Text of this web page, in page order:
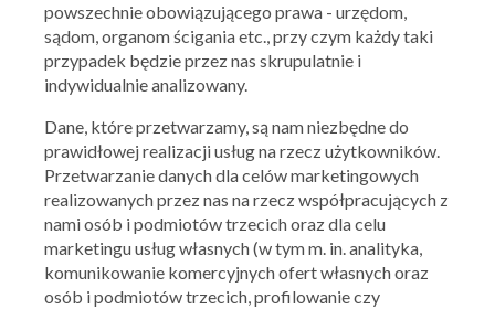
8,95 zł Jajko i szynka
09.07.2020 - 31.07.2020
Skorzystaj z oferty
powszechnie obowiązującego prawa - urzędom,
sądom, organom ścigania etc., przy czym każdy taki
przypadek będzie przez nas skrupulatnie i
indywidualnie analizowany.
Dane, które przetwarzamy, są nam niezbędne do
prawidłowej realizacji usług na rzecz użytkowników.
Przetwarzanie danych dla celów marketingowych
realizowanych przez nas na rzecz współpracujących z
nami osób i podmiotów trzecich oraz dla celu
marketingu usług własnych (w tym m. in. analityka,
komunikowanie komercyjnych ofert własnych oraz
osób i podmiotów trzecich, profilowanie czy